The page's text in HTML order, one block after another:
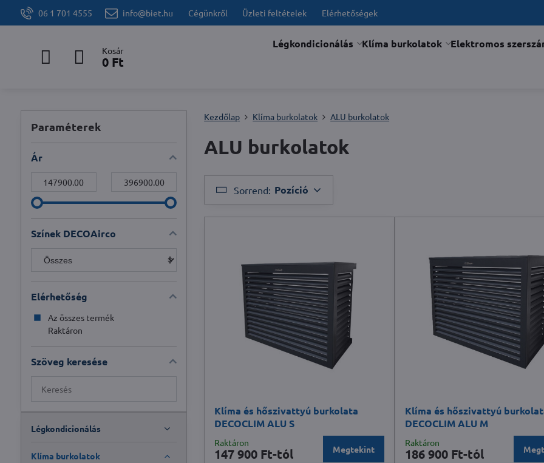
06 1 701 4555 info@biet.hu Cégünkről Üzleti feltételek Elérhetőségek
Kosár
0 Ft
Légkondicionálás Klíma burkolatok Elektromos
Kezdőlap Klíma burkolatok ALU burkolatok
ALU burkolatok
Sorrend: Pozíció
Klíma és hőszivattyú burkolata
DECOCLIM ALU S
Raktáron
147 900 Ft-tól Megtekint
Klíma és hőszivattyú
DECOCLIM ALU M
Raktáron
186 900 Ft-tól
Paraméterek
Ár
Tól: Bele:
Színek DECOAirco
Elérhetőség
Az összes termék
Raktáron
Szöveg keresése
Találatok
teljes
szöveg
Légkondicionálás
Klíma burkolatok